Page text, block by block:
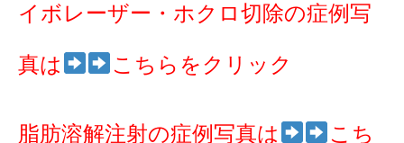
イボレーザー・ホクロ切除の症例写
真は こちらをクリック
脂肪溶解注射の症例写真は こち